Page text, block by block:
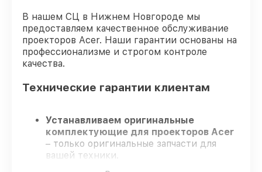
В нашем СЦ в Нижнем Новгороде мы
предоставляем качественное обслуживание
проекторов Acer. Наши гарантии основаны на
профессионализме и строгом контроле
качества.
Технические гарантии клиентам
Устанавливаем оригинальные
комплектующие для проекторов Acer
– только оригинальные запчасти для
вашей техники.